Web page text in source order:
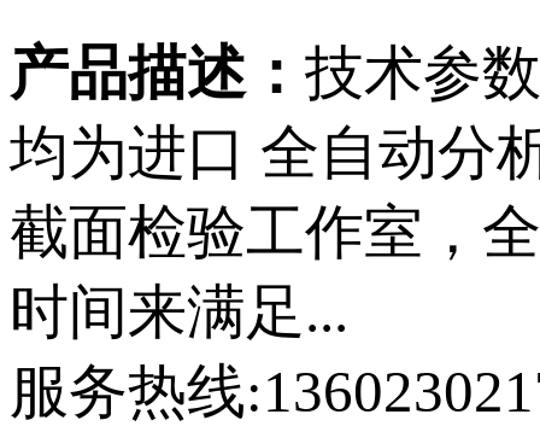
产品描述： 技术参
均为进口 全自动分
截面检验工作室，
时间来满足...
服务热线